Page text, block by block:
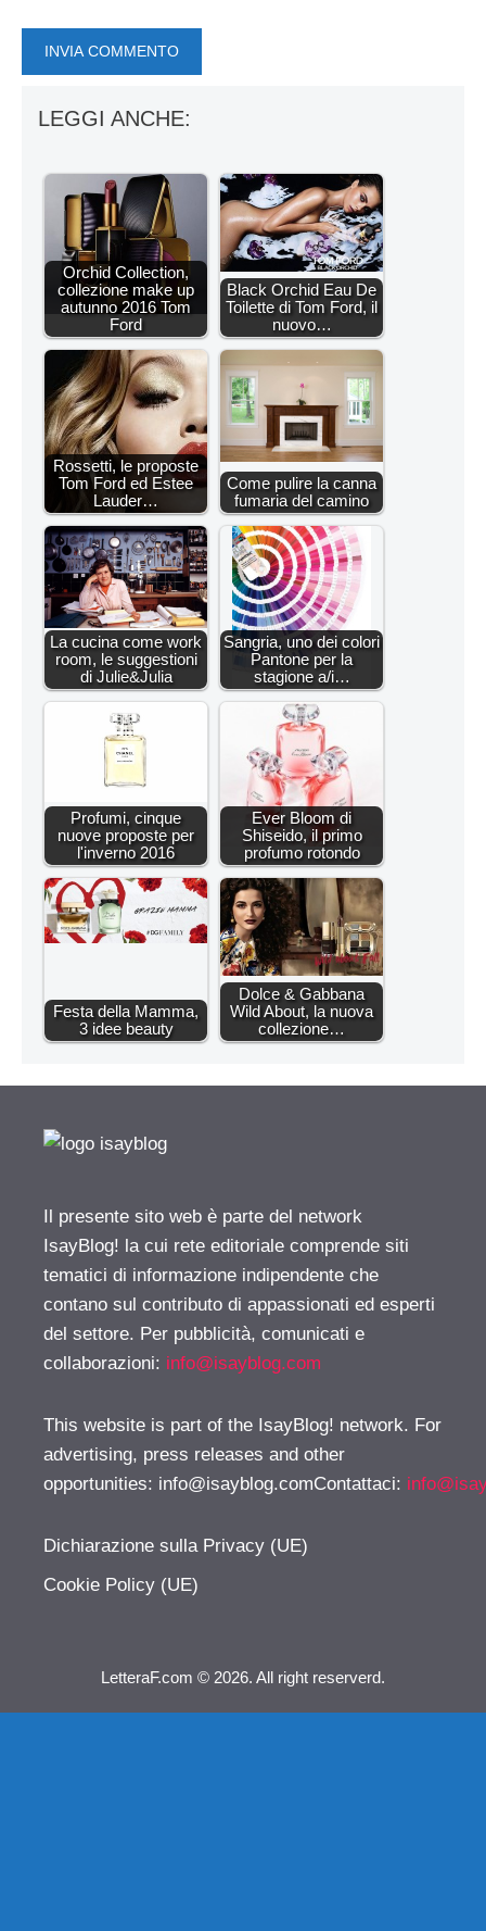
LEGGI ANCHE:
Orchid Collection,
collezione make up
autunno 2016 Tom
Ford
Black Orchid Eau De
Toilette di Tom Ford, il
nuovo…
Rossetti, le proposte
Tom Ford ed Estee
Lauder…
Come pulire la canna
fumaria del camino
La cucina come work
room, le suggestioni
di Julie&Julia
Sangria, uno dei colori
Pantone per la
stagione a/i…
Profumi, cinque
nuove proposte per
l'inverno 2016
Ever Bloom di
Shiseido, il primo
profumo rotondo
Festa della Mamma,
3 idee beauty
Dolce & Gabbana
Wild About, la nuova
collezione…
Il presente sito web è parte del network
IsayBlog! la cui rete editoriale comprende siti
tematici di informazione indipendente che
contano sul contributo di appassionati ed esperti
del settore. Per pubblicità, comunicati e
collaborazioni: info@isayblog.com
This website is part of the IsayBlog! network. For
advertising, press releases and other
opportunities: info@isayblog.comContattaci:
Dichiarazione sulla Privacy (UE)
Cookie Policy (UE)
LetteraF.com © 2026. All right reserverd.